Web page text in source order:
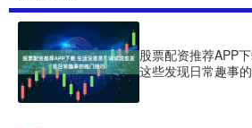
股票配资推荐APP
这些发现日常趣事